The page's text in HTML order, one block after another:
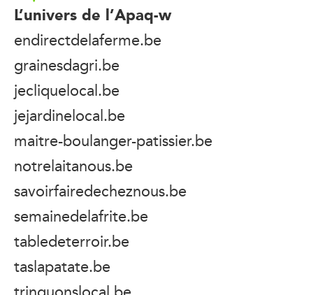
L’univers de l’Apaq-w
endirectdelaferme.be
grainesdagri.be
jecliquelocal.be
jejardinelocal.be
maitre-boulanger-patissier.be
notrelaitanous.be
savoirfairedecheznous.be
semainedelafrite.be
tabledeterroir.be
taslapatate.be